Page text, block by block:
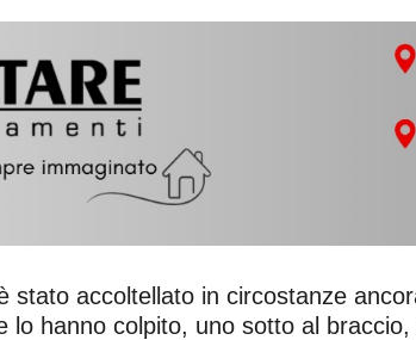
accoltellato in circostanze
hanno colpito, uno sotto al